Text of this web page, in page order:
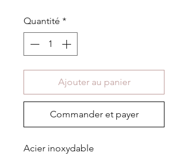
Quantité *
Ajouter au panier
Commander et payer
Acier inoxydable